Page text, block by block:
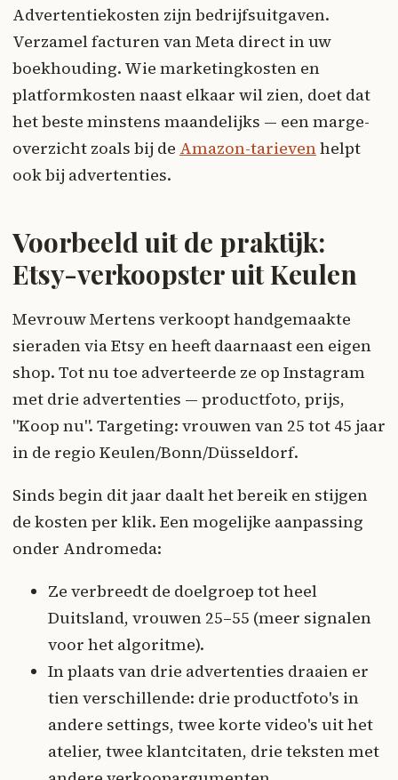
Advertentiekosten zijn bedrijfsuitgaven.
Verzamel facturen van Meta direct in uw
boekhouding. Wie marketingkosten en
platformkosten naast elkaar wil zien, doet dat
het beste minstens maandelijks — een marge-
overzicht zoals bij de Amazon-tarievenhelpt
ook bij advertenties.
Voorbeeld uit de praktijk:
Etsy-verkoopster uit Keulen
Mevrouw Mertens verkoopt handgemaakte
sieraden via Etsy en heeft daarnaast een eigen
shop. Tot nu toe adverteerde ze op Instagram
met drie advertenties — productfoto, prijs,
"Koop nu". Targeting: vrouwen van 25 tot 45 jaar
in de regio Keulen/Bonn/Düsseldorf.
Sinds begin dit jaar daalt het bereik en stijgen
de kosten per klik. Een mogelijke aanpassing
onder Andromeda:
Ze verbreedt de doelgroep tot heel
Duitsland, vrouwen 25–55 (meer signalen
voor het algoritme).
In plaats van drie advertenties draaien er
tien verschillende: drie productfoto's in
andere settings, twee korte video's uit het
atelier, twee klantcitaten, drie teksten met